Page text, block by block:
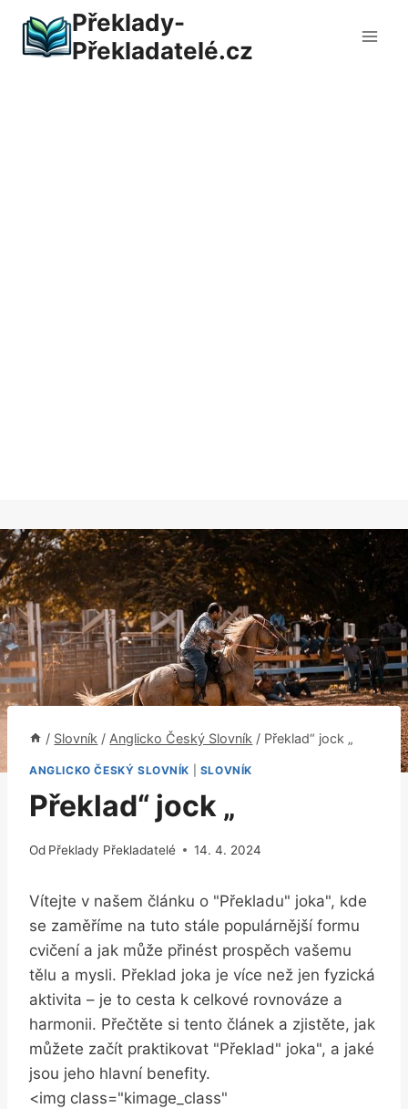
obsah
Překlady-
Překladatelé.cz
/ Slovník / Anglicko Český Slovník / Překlad“ jock „
ANGLICKO ČESKÝ SLOVNÍK SLOVNÍK
Překlad“ jock „
Od Překlady Překladatelé 14. 4. 2024
Vítejte v našem článku​ o "Překladu" joka", kde
se ⁣zaměříme na tuto‍ stále​ populárnější formu‍
cvičení a jak může přinést‌ prospěch ⁢vašemu⁤
tělu⁣ a ⁢mysli. Překlad joka je⁢ více než ​jen fyzická
aktivita – je to cesta k celkové rovnováze a⁤
harmonii. Přečtěte si tento článek⁤ a zjistěte, jak
můžete začít praktikovat "Překlad" joka", a jaké
jsou ‌jeho hlavní benefity.
<img class="kimage_class"